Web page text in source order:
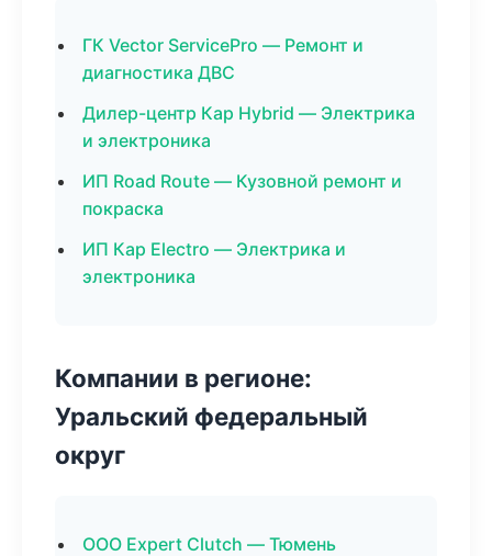
ГК Vector ServicePro — Ремонт и
диагностика ДВС
Дилер-центр Кар Hybrid — Электрика
и электроника
ИП Road Route — Кузовной ремонт и
покраска
ИП Кар Electro — Электрика и
электроника
Компании в регионе:
Уральский федеральный
округ
ООО Expert Clutch — Тюмень